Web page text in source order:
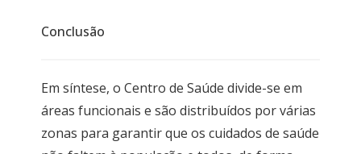
Conclusão
Em síntese, o Centro de Saúde divide-se em
áreas funcionais e são distribuídos por várias
zonas para garantir que os cuidados de saúde